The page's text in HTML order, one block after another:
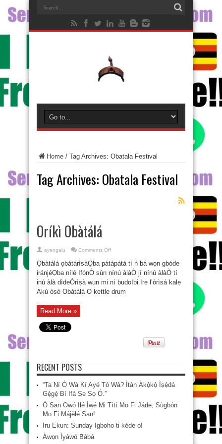
Home / Tag Archives: Obatala Festival
Tag Archives: Obatala Festival
Oríkì Obàtálá
ayangalu Comments Offon
Obàtálá
Ọbàtálá ọbátárìsàỌba pátápátá tí ń bá wọn gbóde
iránjéỌba nílé Ifọ́nÒ sùn nínú àlàÒ jí nínú àlàÒ tí
inú àlà dìdeÒrìṣà wun mi ní budoIbi Ire l’òrìsá kalẹ
Akú òsè Obàtálá O kettle drum
Read More »
RECENT POSTS
“Ta Ní Ó Wà Kí Ayé Tó Wà? Ìtàn Àkọ́kọ́ Ìṣẹ̀dá
Gẹ́gẹ́ Bí Ifá Ṣe Sọ Ó.”
Ó San Owó Ilé Ìwé Mi Títí Mo Fi Jáde, Ṣùgbọ́n
Mo Fi Májèlé San!
Iru Ekun: Sunday Igboho ti kéde o!
Àwọn Ìyàwó Bàbá